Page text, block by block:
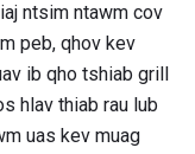
ntsim ntawm cov
peb, qhov kev
ib qho tshiab grill
hlav thiab rau lub
uas kev muag